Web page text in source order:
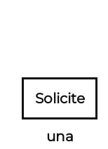
Solicite
una